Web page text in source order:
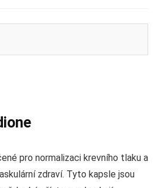
pro normalizaci krevního tlaku a
zdraví. Tyto kapsle jsou